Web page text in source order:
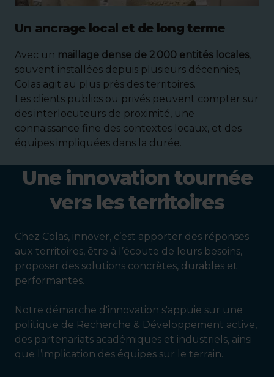
Un ancrage local et de long terme
Avec un maillage dense de 2 000 entités locales,
souvent installées depuis plusieurs décennies,
Colas agit au plus près des territoires.
Les clients publics ou privés peuvent compter sur
des interlocuteurs de proximité, une
connaissance fine des contextes locaux, et des
équipes impliquées dans la durée.
Une innovation tournée
vers les territoires
Chez Colas, innover, c’est apporter des réponses
aux territoires, être à l’écoute de leurs besoins,
proposer des solutions concrètes, durables et
performantes.
Notre démarche d'innovation s'appuie sur une
politique de Recherche & Développement active,
des partenariats académiques et industriels, ainsi
que l’implication des équipes sur le terrain.